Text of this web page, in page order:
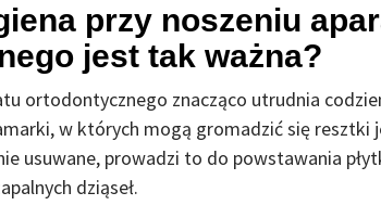
przy noszeniu
jest tak ważna?
ortodontycznego znacząco utrudnia
w których mogą gromadzić się resztki
usuwane, prowadzi to do powstawania
dziąseł.